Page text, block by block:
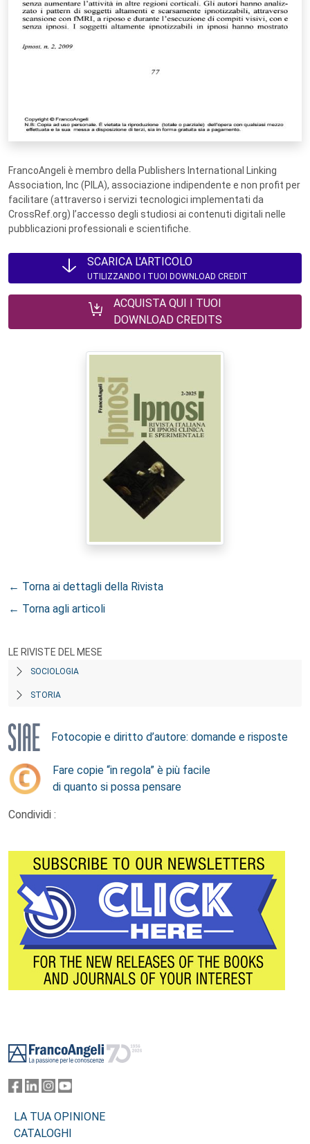
FrancoAngeli è membro della Publishers International Linking
Association, Inc (PILA), associazione indipendente e non profit per
facilitare (attraverso i servizi tecnologici implementati da
CrossRef.org) l’accesso degli studiosi ai contenuti digitali nelle
pubblicazioni professionali e scientifiche.
SCARICA L'ARTICOLO
UTILIZZANDO I TUOI DOWNLOAD CREDIT
ACQUISTA QUI I TUOI
DOWNLOAD CREDITS
← Torna ai dettagli della Rivista
← Torna agli articoli
LE RIVISTE DEL MESE
SOCIOLOGIA
STORIA
Fotocopie e diritto d’autore: domande e risposte
Fare copie “in regola” è più facile
di quanto si possa pensare
Condividi :
LA TUA OPINIONE
CATALOGHI